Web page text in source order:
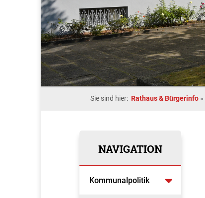
Sie sind hier: Rathaus & Bürgerinfo »
NAVIGATION
Kommunalpolitik